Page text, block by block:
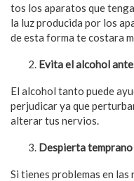
tos los aparatos que
la luz producida por los
de esta forma te costara
Evita el alcohol
El alcohol tanto puede
perjudicar ya que
alterar tus nervios.
Despierta temprano
Si tienes problemas en